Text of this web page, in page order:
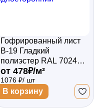
Гофрированный лист
В-19 Гладкий
полиэстер RAL 7024
(Мокрый асфальт)
1800*1103*0,45
односторонний
от 478₽/м²
1076 ₽/ шт
В корзину